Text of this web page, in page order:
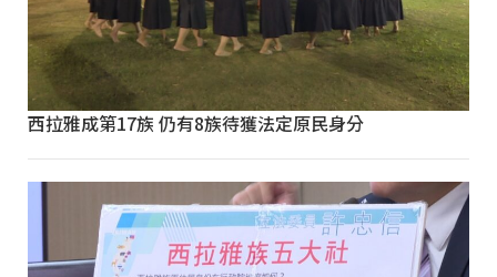
西拉雅成第17族 仍有8族待獲法定原民身分